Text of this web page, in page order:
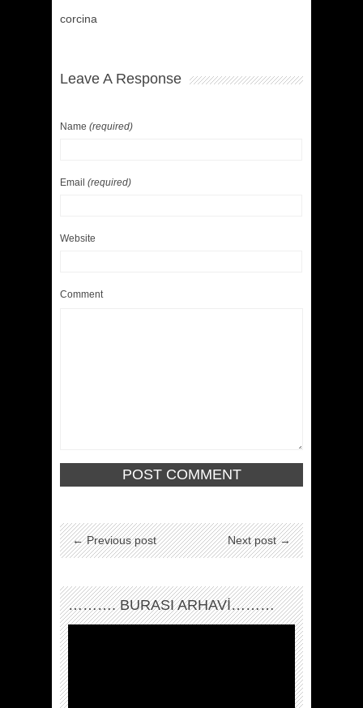
corcina
Leave A Response
Name (required)
Email (required)
Website
Comment
← Previous post Next post →
………. BURASI ARHAVİ………